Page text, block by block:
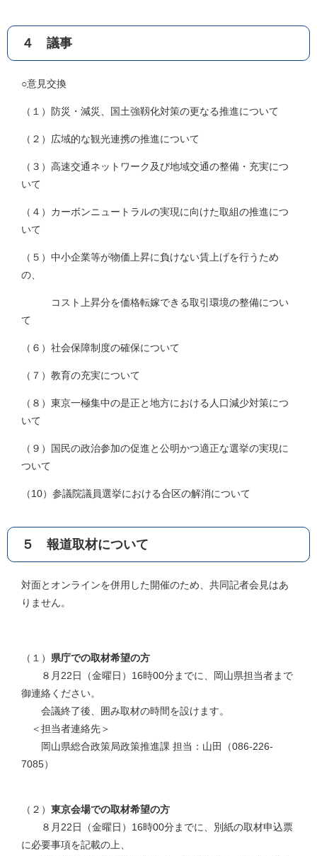
４ 議事
○意見交換
（１）防災・減災、国土強靱化対策の更なる推進について
（２）広域的な観光連携の推進について
（３）高速交通ネットワーク及び地域交通の整備・充実につ
いて
（４）カーボンニュートラルの実現に向けた取組の推進につ
いて
（５）中小企業等が物価上昇に負けない賃上げを行うため
の、
コスト上昇分を価格転嫁できる取引環境の整備につい
て
（６）社会保障制度の確保について
（７）教育の充実について
（８）東京一極集中の是正と地方における人口減少対策につ
いて
（９）国民の政治参加の促進と公明かつ適正な選挙の実現に
ついて
（10）参議院議員選挙における合区の解消について
５ 報道取材について
​対面とオンラインを併用した開催のため、共同記者会見はあ
りません。
（１） 県庁での取材希望の方
８月22日（金曜日）16時00分までに、岡山県担当者まで
御連絡ください。
会議終了後、囲み取材の時間を設けます。
＜担当者連絡先＞
岡山県総合政策局政策推進課 担当：山田（086-226-
7085）
（２） 東京会場での取材希望の方
８月22日（金曜日）16時00分までに、別紙の取材申込票
に必要事項を記載の上、